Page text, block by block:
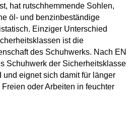
hat rutschhemmende Sohlen,
öl- und benzinbeständige
Einziger Unterschied
ist die
des Schuhwerks. Nach EN
Schuhwerk der Sicherheitsklasse
eignet sich damit für länger
oder Arbeiten in feuchter